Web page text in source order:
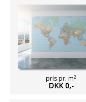
pris pr. m2
DKK 0,-